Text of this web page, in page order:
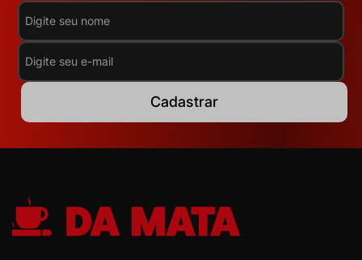
Cadastrar